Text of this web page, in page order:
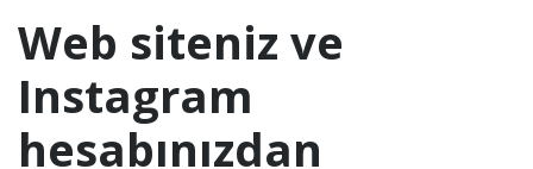
Web siteniz ve
Instagram
hesabınızdan